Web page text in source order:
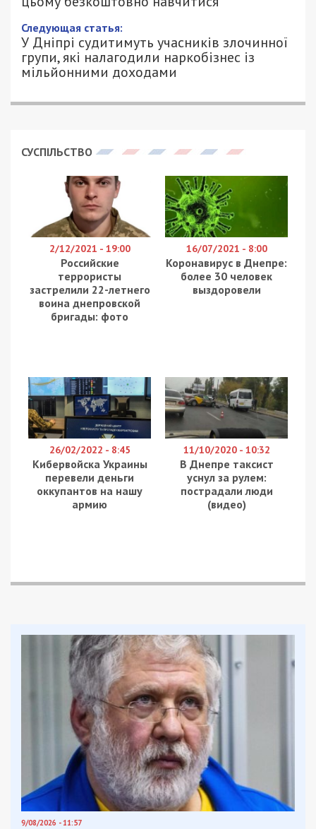
навчитися
25/07/2023 - 12:21
ПЕТРО ЩУКІН - СПЕЦИАЛЬНО ДЛЯ
49000.COM.UA
Один з викликів війни: великий попит на
що постраждали внаслідок повномасштабної
Вступна кампанія у самому розпалі, тож саме у ці
дні майбутні українські студенти роблять свій
вибір. До 18.00 31 липня вони мають зробити
свій вибір та подати заявки на навчання у вищих
закладах освіти, якщо хочуть здобувати ступінь
бакалавра. Держава значно збільшила
держзамовлення на спеціальність «Терапія та
реабілітація». Журналісти «
дізналися про те, у яких вишах чекають
У Дніпрі оволодіти спеціальністю «Терапія та
року вперше почав набір на освітню програму
«Фізична терапія та реабілітація». Максимальний
ліцензійний обсяг – 38 осіб, причому 30 з них
можуть потрапити на бюджет. У Придніпровській
державній академії фізичної культури та спорту
вже є досвід підготовки таких фахівців. У
минулому році 4 абітурієнти були зараховані на
бюджет, 15 потрапили на контракт. Щоб
навчатись безплатно, треба було набрати
мінімум 170, 4 конкурсних бала. Цього року
максимальний ліцензійний обсяг — 45 осіб, за
кошти держави зможуть навчатись максимум 15.
Решта зможе потрапити на контракт.